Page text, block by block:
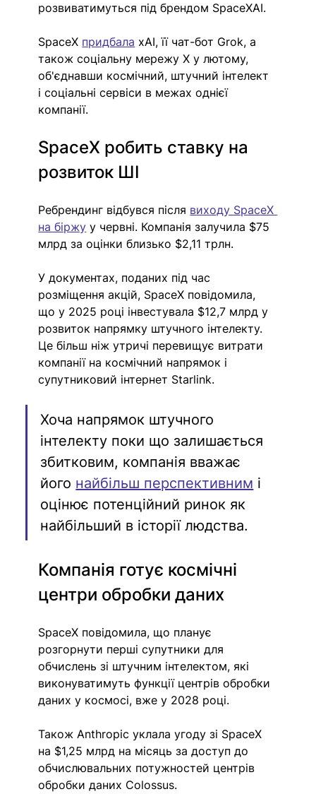
розвиватимуться під брендом SpaceXAI.
SpaceX придбала xAI, її чат-бот Grok, а
також соціальну мережу X у лютому,
об'єднавши космічний, штучний інтелект
і соціальні сервіси в межах однієї
компанії.
SpaceX робить ставку на
розвиток ШІ
Ребрендинг відбувся після виходу SpaceX
на біржу у червні. Компанія залучила $75
млрд за оцінки близько $2,11 трлн.
У документах, поданих під час
розміщення акцій, SpaceX повідомила,
що у 2025 році інвестувала $12,7 млрд у
розвиток напрямку штучного інтелекту.
Це більш ніж утричі перевищує витрати
компанії на космічний напрямок і
супутниковий інтернет Starlink.
Хоча напрямок штучного
інтелекту поки що залишається
збитковим, компанія вважає
його найбільш перспективним і
оцінює потенційний ринок як
найбільший в історії людства.
Компанія готує космічні
центри обробки даних
SpaceX повідомила, що планує
розгорнути перші супутники для
обчислень зі штучним інтелектом, які
виконуватимуть функції центрів обробки
даних у космосі, вже у 2028 році.
Також Anthropic уклала угоду зі SpaceX
на $1,25 млрд на місяць за доступ до
обчислювальних потужностей центрів
обробки даних Colossus.